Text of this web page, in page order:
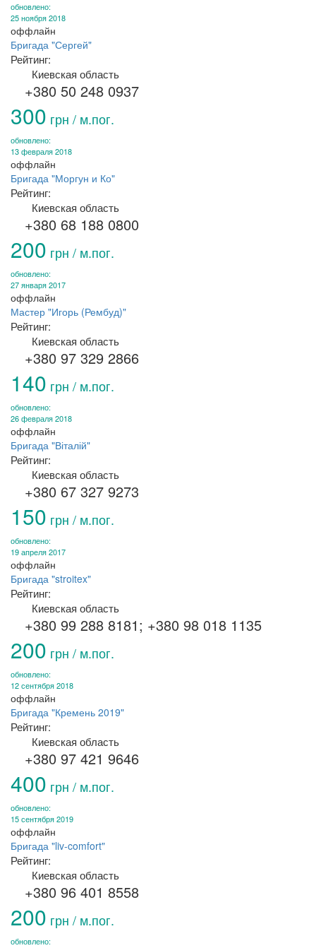
обновлено:
25 ноября 2018
оффлайн
Бригада "Сергей"
Рейтинг:
Киевская область
+380 50 248 0937
300 грн / м.пог.
обновлено:
13 февраля 2018
оффлайн
Бригада "Моргун и Ко"
Рейтинг:
Киевская область
+380 68 188 0800
200 грн / м.пог.
обновлено:
27 января 2017
оффлайн
Мастер "Игорь (Рембуд)"
Рейтинг:
Киевская область
+380 97 329 2866
140 грн / м.пог.
обновлено:
26 февраля 2018
оффлайн
Бригада "Віталій"
Рейтинг:
Киевская область
+380 67 327 9273
150 грн / м.пог.
обновлено:
19 апреля 2017
оффлайн
Бригада "stroitex"
Рейтинг:
Киевская область
+380 99 288 8181; +380 98 018 1135
200 грн / м.пог.
обновлено:
12 сентября 2018
оффлайн
Бригада "Кремень 2019"
Рейтинг:
Киевская область
+380 97 421 9646
400 грн / м.пог.
обновлено:
15 сентября 2019
оффлайн
Бригада "liv-comfort"
Рейтинг:
Киевская область
+380 96 401 8558
200 грн / м.пог.
обновлено: